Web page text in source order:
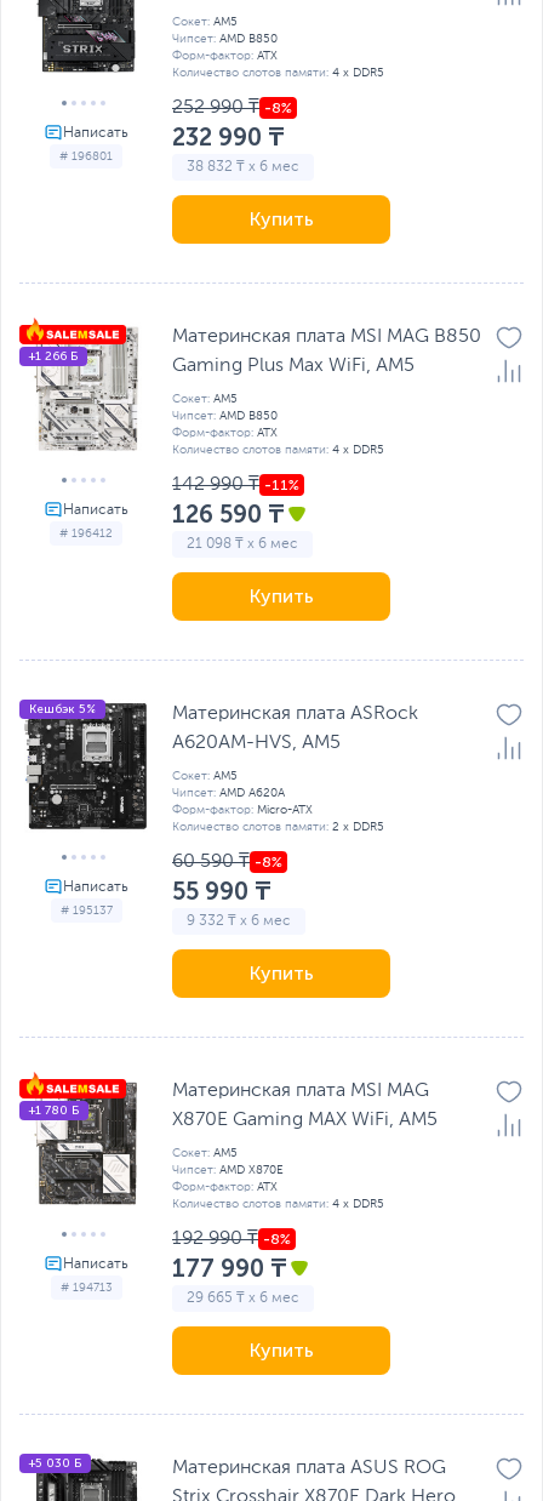
# 196801
Сокет: AM5
Чипсет: AMD B850
Форм-фактор: ATX
Количество слотов памяти: 4 x DDR5
252 990 ₸
232 990 ₸
38 832 ₸ x 6 мес
Купить
# 196412
+1 266 Б
Материнская плата MSI MAG B850
Gaming Plus Max WiFi, AM5
Сокет: AM5
Чипсет: AMD B850
Форм-фактор: ATX
Количество слотов памяти: 4 x DDR5
142 990 ₸
126 590 ₸
21 098 ₸ x 6 мес
Купить
# 195137
Кешбэк 5%
Материнская плата ASRock
A620AM-HVS, AM5
Сокет: AM5
Чипсет: AMD A620A
Форм-фактор: Micro-ATX
Количество слотов памяти: 2 x DDR5
60 590 ₸
55 990 ₸
9 332 ₸ x 6 мес
Купить
# 194713
+1 780 Б
Материнская плата MSI MAG
X870E Gaming MAX WiFi, AM5
Сокет: AM5
Чипсет: AMD X870E
Форм-фактор: ATX
Количество слотов памяти: 4 x DDR5
192 990 ₸
177 990 ₸
29 665 ₸ x 6 мес
Купить
+5 030 Б
Материнская плата ASUS ROG
Strix Crosshair X870E Dark Hero,